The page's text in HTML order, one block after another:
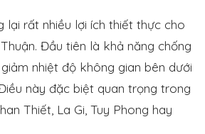
lại rất nhiều lợi ích thiết thực cho
Đầu tiên là khả năng chống
nhiệt độ không gian bên dưới
này đặc biệt quan trọng trong
Thiết, La Gi, Tuy Phong hay